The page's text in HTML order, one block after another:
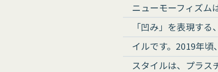
ニューモーフィズム
「凹み」を表現す
イルです。2019年
スタイルは、プラス